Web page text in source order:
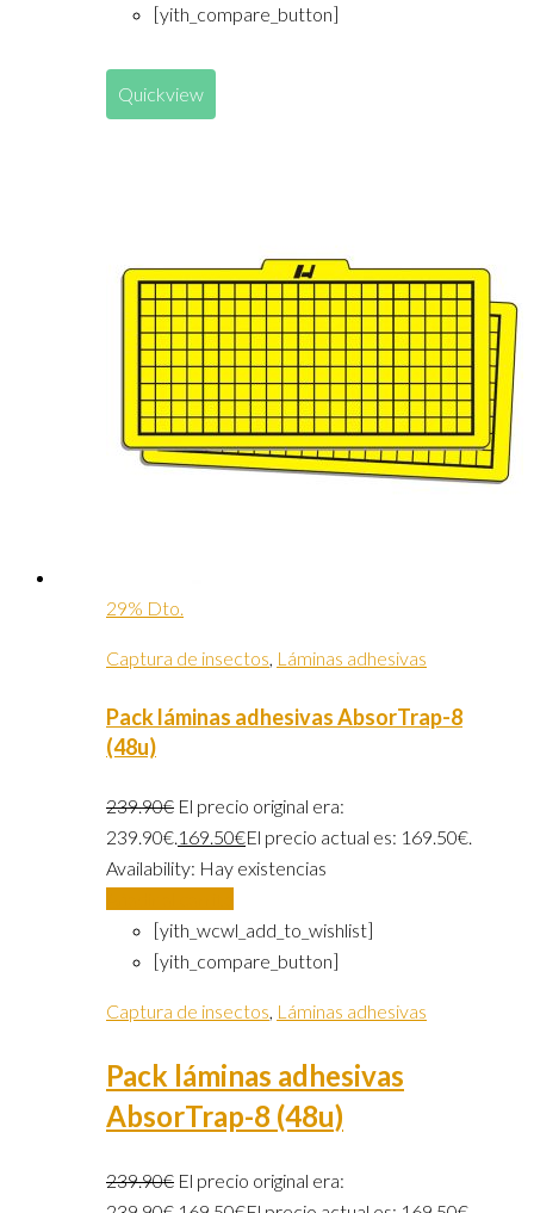
[yith_compare_button]
Quickview
29% Dto.
Captura de insectos, Láminas adhesivas
Pack láminas adhesivas AbsorTrap-8
(48u)
239.90€ El precio original era:
239.90€.169.50€El precio actual es: 169.50€.
Availability: Hay existencias
[yith_wcwl_add_to_wishlist]
[yith_compare_button]
Captura de insectos, Láminas adhesivas
Pack láminas adhesivas
AbsorTrap-8 (48u)
239.90€ El precio original era: